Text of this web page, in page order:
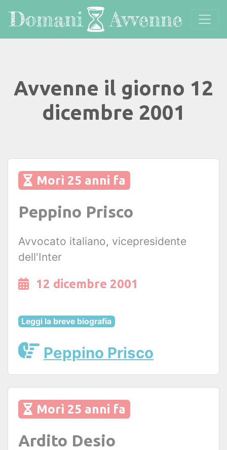
Avvenne il giorno 12
dicembre 2001
Morì 25 anni fa
Peppino Prisco
Avvocato italiano, vicepresidente
dell'Inter
12 dicembre 2001
Leggi la breve biografia
Peppino Prisco
Morì 25 anni fa
Ardito Desio